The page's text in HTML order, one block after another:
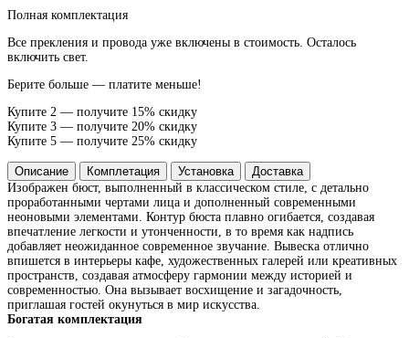
Полная комплектация
Все прекления и провода уже включены в стоимость. Осталось
включить свет.
Берите больше — платите меньше!
Купите 2 — получите 15% скидку
Купите 3 — получите 20% скидку
Купите 5 — получите 25% скидку
Описание Комплетация Установка
Доставка
Изображен бюст, выполненный в классическом стиле, с детально
проработанными чертами лица и дополненный современными
неоновыми элементами. Контур бюста плавно огибается, создавая
впечатление легкости и утонченности, в то время как надпись
добавляет неожиданное современное звучание. Вывеска отлично
впишется в интерьеры кафе, художественных галерей или креативных
пространств, создавая атмосферу гармонии между историей и
современностью. Она вызывает восхищение и загадочность,
приглашая гостей окунуться в мир искусства.
Богатая комплектация